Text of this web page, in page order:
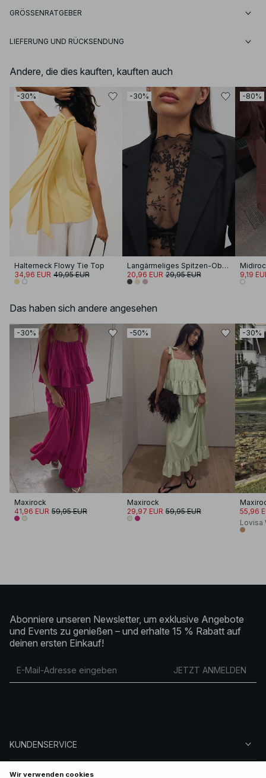
GRÖSSENRATGEBER
LIEFERUNG UND RÜCKSENDUNG
Andere, die dies kauften, kauften auch
-30%
Halterneck Flowy Tie Top
34,96 EUR 49,95 EUR
-30%
Langärmeliges Spitzen-Oberteil
20,96 EUR 29,95 EUR
-80%
9,19
Das haben sich andere angesehen
-30%
Maxirock
41,96 EUR 59,95 EUR
-50%
Maxirock
29,97 EUR 59,95 EUR
-30%
55,96
Lovisa
Abonniere unseren Newsletter, um exklusive Angebote
und Events zu genießen – und erhalte 15 % Rabatt auf
deinen ersten Einkauf!
JETZT ANMELDEN
KUNDENSERVICE
ÜBER NA-KD